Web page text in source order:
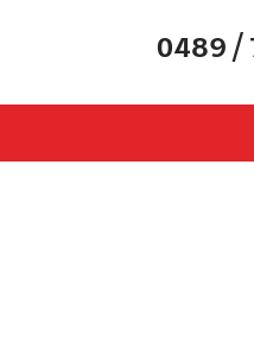
0489 /